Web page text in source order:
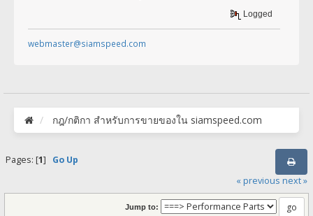
Logged
webmaster@siamspeed.com
กฎ​/กติกา สำหรับการขายของใน siamspeed.com
Pages: [1] Go Up
« previous next »
Jump to: